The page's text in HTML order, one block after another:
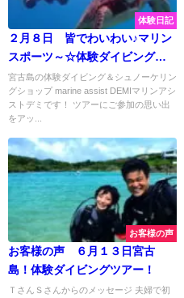
体験日記
２月８日 皆でわいわい♪マリン
スポーツ～☆体験ダイビングに
水中スクーターに盛りだくさん
♡
宮古島の体験ダイビング＆シュノーケリン
グショップ marine assist DEMIマリンアシ
ストデミです！ ツアーにご参加の思い出
をアッ...
お客様の声
お客様の声 ６月１３日宮古
島！体験ダイビングツアー！
ＴさんＳさんからのメッセージ 夫婦で初